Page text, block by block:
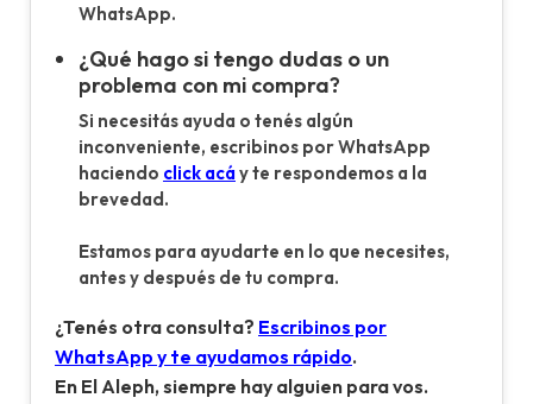
WhatsApp.
¿Qué hago si tengo dudas o un
problema con mi compra?
Si necesitás ayuda o tenés algún
inconveniente, escribinos por WhatsApp
haciendo click acá y te respondemos a la
brevedad.
Estamos para ayudarte en lo que necesites,
antes y después de tu compra.
¿Tenés otra consulta? Escribinos por
WhatsApp y te ayudamos rápido.
En El Aleph, siempre hay alguien para vos.